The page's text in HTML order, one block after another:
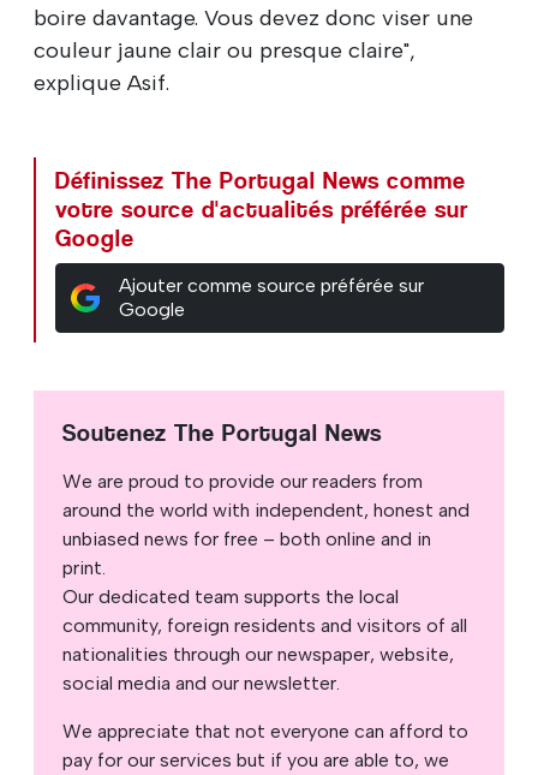
boire davantage. Vous devez donc viser une
couleur jaune clair ou presque claire",
explique Asif.
Définissez The Portugal News comme
votre source d'actualités préférée sur
Google
Ajouter comme source préférée sur
Google
Soutenez The Portugal News
We are proud to provide our readers from
around the world with independent, honest and
unbiased news for free – both online and in
print.
Our dedicated team supports the local
community, foreign residents and visitors of all
nationalities through our newspaper, website,
social media and our newsletter.
We appreciate that not everyone can afford to
pay for our services but if you are able to, we